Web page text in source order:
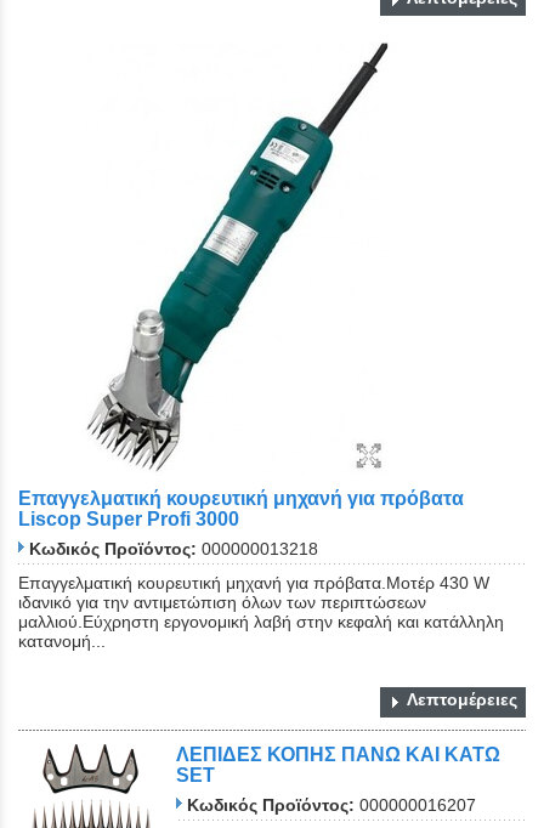
Επαγγελματική κουρευτική μηχανή για πρόβατα
Liscop Super Profi 3000
Κωδικός Προϊόντος: 000000013218
Επαγγελματική κουρευτική μηχανή για πρόβατα.Μοτέρ 430 W
ιδανικό για την αντιμετώπιση όλων των περιπτώσεων
μαλλιού.Εύχρηστη εργονομική λαβή στην κεφαλή και κατάλληλη
κατανομή...
Λεπτομέρειες
ΛΕΠΙΔΕΣ ΚΟΠΗΣ ΠΑΝΩ ΚΑΙ ΚΑΤΩ
SET
Κωδικός Προϊόντος: 000000016207